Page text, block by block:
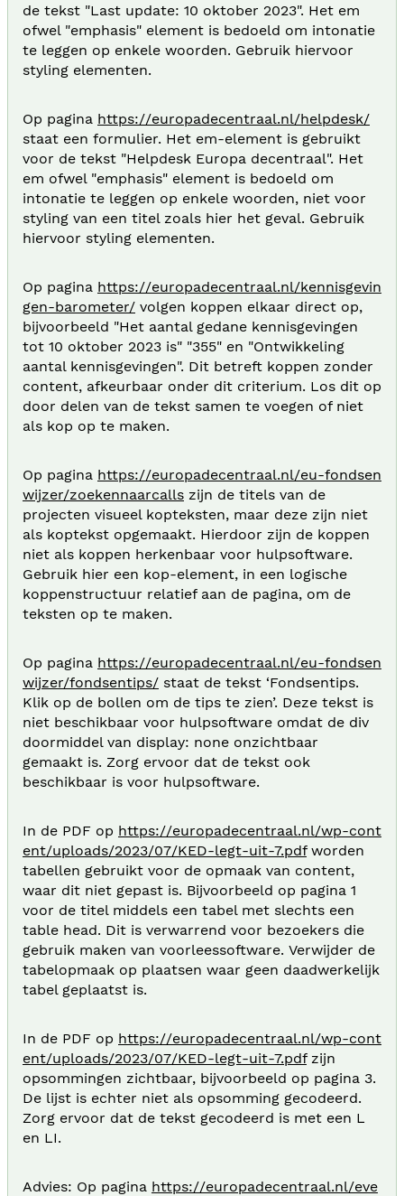
de tekst "Last update: 10 oktober 2023". Het em
ofwel "emphasis" element is bedoeld om intonatie
te leggen op enkele woorden. Gebruik hiervoor
styling elementen.
Op pagina https://europadecentraal.nl/helpdesk/
staat een formulier. Het em-element is gebruikt
voor de tekst "Helpdesk Europa decentraal". Het
em ofwel "emphasis" element is bedoeld om
intonatie te leggen op enkele woorden, niet voor
styling van een titel zoals hier het geval. Gebruik
hiervoor styling elementen.
Op pagina https://europadecentraal.nl/kennisgevin
gen-barometer/ volgen koppen elkaar direct op,
bijvoorbeeld "Het aantal gedane kennisgevingen
tot 10 oktober 2023 is" "355" en "Ontwikkeling
aantal kennisgevingen". Dit betreft koppen zonder
content, afkeurbaar onder dit criterium. Los dit op
door delen van de tekst samen te voegen of niet
als kop op te maken.
Op pagina https://europadecentraal.nl/eu-fondsen
wijzer/zoekennaarcalls zijn de titels van de
projecten visueel kopteksten, maar deze zijn niet
als koptekst opgemaakt. Hierdoor zijn de koppen
niet als koppen herkenbaar voor hulpsoftware.
Gebruik hier een kop-element, in een logische
koppenstructuur relatief aan de pagina, om de
teksten op te maken.
Op pagina https://europadecentraal.nl/eu-fondsen
wijzer/fondsentips/ staat de tekst ‘Fondsentips.
Klik op de bollen om de tips te zien’. Deze tekst is
niet beschikbaar voor hulpsoftware omdat de div
doormiddel van display: none onzichtbaar
gemaakt is. Zorg ervoor dat de tekst ook
beschikbaar is voor hulpsoftware.
In de PDF op https://europadecentraal.nl/wp-cont
ent/uploads/2023/07/KED-legt-uit-7.pdfworden
tabellen gebruikt voor de opmaak van content,
waar dit niet gepast is. Bijvoorbeeld op pagina 1
voor de titel middels een tabel met slechts een
table head. Dit is verwarrend voor bezoekers die
gebruik maken van voorleessoftware. Verwijder de
tabelopmaak op plaatsen waar geen daadwerkelijk
tabel geplaatst is.
In de PDF op https://europadecentraal.nl/wp-cont
ent/uploads/2023/07/KED-legt-uit-7.pdfzijn
opsommingen zichtbaar, bijvoorbeeld op pagina 3.
De lijst is echter niet als opsomming gecodeerd.
Zorg ervoor dat de tekst gecodeerd is met een L
en LI.
Advies: Op pagina https://europadecentraal.nl/eve